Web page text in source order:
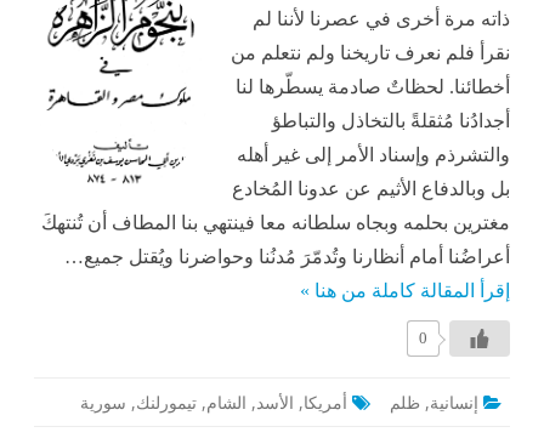
ذاته مرة أخرى في عصرنا لأننا لم
نقرأ فلم نعرف تاريخنا ولم نتعلم من
أخطائنا. لحظاتٌ صادمة يسطّرها لنا
أجدادُنا مُثقلةً بالتخاذل والتباطؤ
والتشرذم وإسناد الأمر إلى غير أهله
بل وبالدفاع الأثيم عن عدونا المُخادع
مغترين بحلمه وبجاه سلطانه معا فينتهي بنا المطاف أن تُنتهكَ
أعراضُنا أمام أنظارنا وتُدمّرَ مُدنُنا وحواضرنا ويُقتل جميع…
إقرأ المقالة كاملة من هنا »
0
إنسانية, ظلم أمريكا, الأسد, الشام, تيمورلنك, سورية